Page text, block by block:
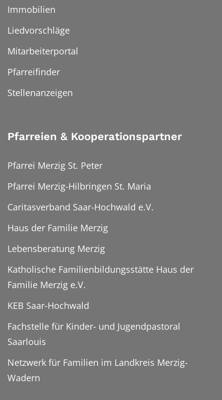
Immobilien
Liedvorschläge
Mitarbeiterportal
Pfarreifinder
Stellenanzeigen
Pfarreien & Kooperationspartner
Pfarrei Merzig St. Peter
Pfarrei Merzig-Hilbringen St. Maria
Caritasverband Saar-Hochwald e.V.
Haus der Familie Merzig
Lebensberatung Merzig
Katholische Familienbildungsstätte Haus der
Familie Merzig e.V.
KEB Saar-Hochwald
Fachstelle für Kinder- und Jugendpastoral
Saarlouis
Netzwerk für Familien im Landkreis Merzig-
Wadern